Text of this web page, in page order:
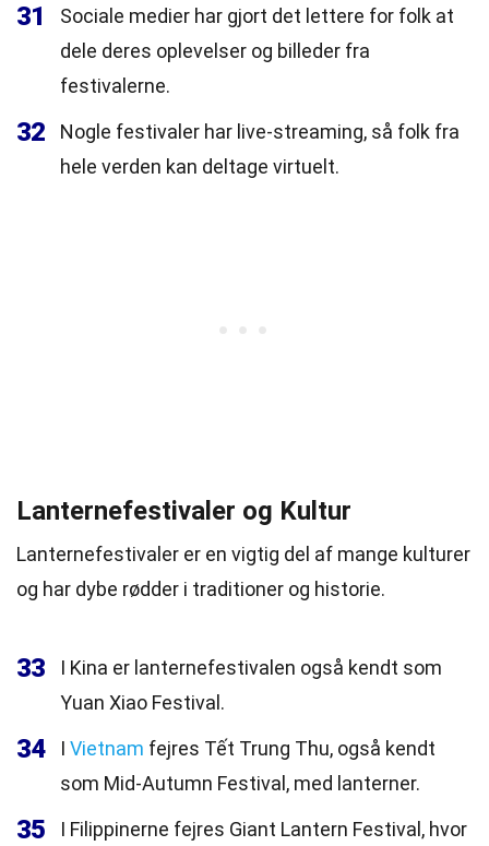
31
Sociale medier har gjort det lettere for folk at
dele deres oplevelser og billeder fra
festivalerne.
32
Nogle festivaler har live-streaming, så folk fra
hele verden kan deltage virtuelt.
Lanternefestivaler og Kultur
Lanternefestivaler er en vigtig del af mange kulturer
og har dybe rødder i traditioner og historie.
33
I Kina er lanternefestivalen også kendt som
Yuan Xiao Festival.
34 I Vietnam fejres Tết Trung Thu, også kendt
som Mid-Autumn Festival, med lanterner.
35
I Filippinerne fejres Giant Lantern Festival, hvor